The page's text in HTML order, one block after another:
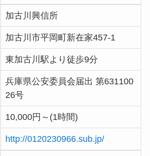
加古川興信所
加古川市平岡町新在家457-1
東加古川駅より徒歩9分
兵庫県公安委員会届出 第631100
26号
10,000円～(1時間)
http://0120230966.sub.jp/